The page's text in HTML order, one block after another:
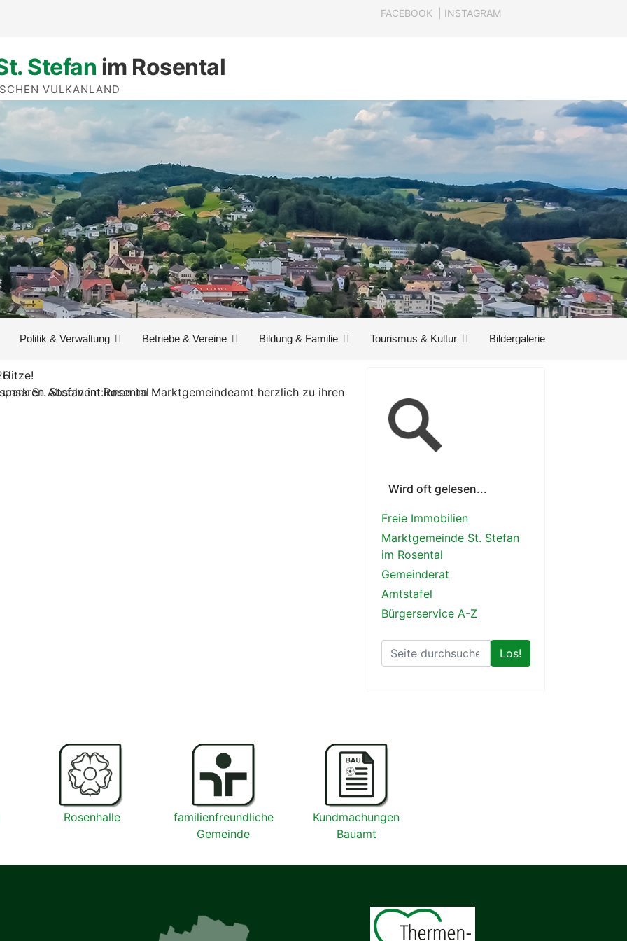
FACEBOOK INSTAGRAM
Stefan im Rosental
VULKANLAND
Politik & Verwaltung Betriebe & Vereine Bildung & Familie Tourismus & Kultur Bildergalerie
Absolvent:innen im Marktgemeindeamt herzlich zu ihren
St. Stefan im Rosental
Wird oft gelesen...
Freie Immobilien
Marktgemeinde St. Stefan
im Rosental
Gemeinderat
Amtstafel
Bürgerservice A-Z
Los!
Rosenhalle
familienfreundliche
Gemeinde
Kundmachungen
Bauamt